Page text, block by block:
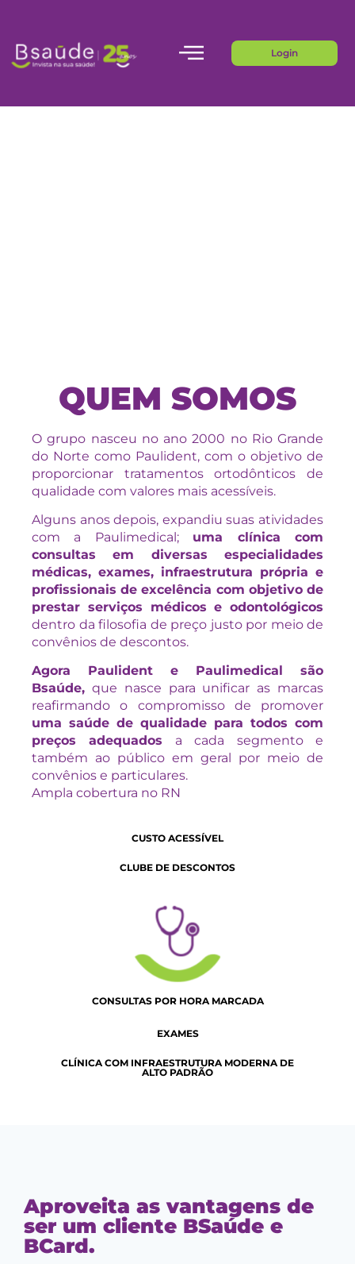
Login
QUEM SOMOS
O grupo nasceu no ano 2000 no Rio Grande
do Norte como Paulident, com o objetivo de
proporcionar tratamentos ortodônticos de
qualidade com valores mais acessíveis.
Alguns anos depois, expandiu suas atividades
com a Paulimedical; uma clínica com
consultas em diversas especialidades
médicas, exames, infraestrutura própria e
profissionais de excelência com objetivo de
prestar serviços médicos e odontológicos
dentro da filosofia de preço justo por meio de
convênios de descontos.
Agora Paulident e Paulimedical são
Bsaúde, que nasce para unificar as marcas
reafirmando o compromisso de promover
uma saúde de qualidade para todos com
preços adequados a cada segmento e
também ao público em geral por meio de
convênios e particulares.
Ampla cobertura no RN
CUSTO ACESSÍVEL
CLUBE DE DESCONTOS
CONSULTAS POR HORA MARCADA
EXAMES
CLÍNICA COM INFRAESTRUTURA MODERNA DE
ALTO PADRÃO
Aproveita as vantagens de
ser um cliente BSaúde e
BCard.